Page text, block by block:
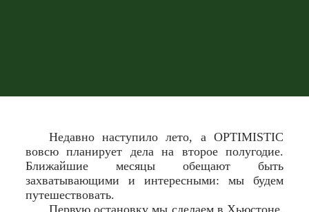
Недавно наступило лето, а OPTIMISTIC
вовсю планирует дела на второе полугодие.
Ближайшие месяцы обещают быть
захватывающими и интересными: мы будем
путешествовать.
Первую остановку мы сделаем в Хьюстоне,